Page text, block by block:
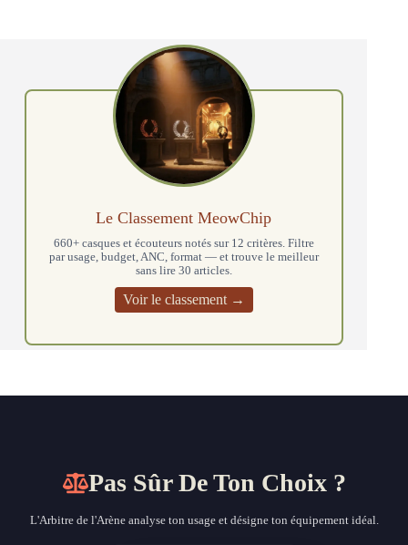
Le Classement MeowChip
660+ casques et écouteurs notés sur 12 critères. Filtre
par usage, budget, ANC, format — et trouve le meilleur
sans lire 30 articles.
Voir le classement →
Pas Sûr De Ton Choix ?
L'Arbitre de l'Arène analyse ton usage et désigne ton équipement idéal.